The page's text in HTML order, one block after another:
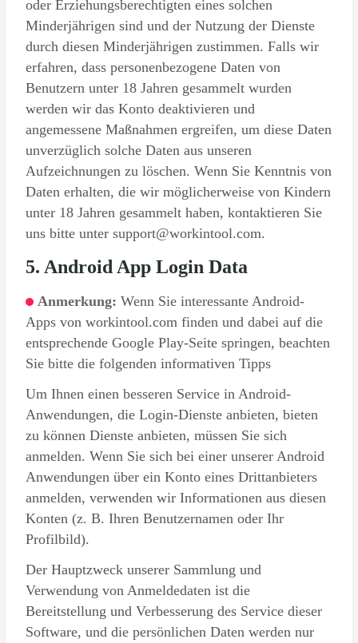
oder Erziehungsberechtigten eines solchen
Minderjährigen sind und der Nutzung der Dienste
durch diesen Minderjährigen zustimmen. Falls wir
erfahren, dass personenbezogene Daten von
Benutzern unter 18 Jahren gesammelt wurden
werden wir das Konto deaktivieren und
angemessene Maßnahmen ergreifen, um diese Daten
unverzüglich solche Daten aus unseren
Aufzeichnungen zu löschen. Wenn Sie Kenntnis von
Daten erhalten, die wir möglicherweise von Kindern
unter 18 Jahren gesammelt haben, kontaktieren Sie
uns bitte unter support@workintool.com.
5. Android App Login Data
Anmerkung: Wenn Sie interessante Android-
Apps von workintool.com finden und dabei auf die
entsprechende Google Play-Seite springen, beachten
Sie bitte die folgenden informativen Tipps
Um Ihnen einen besseren Service in Android-
Anwendungen, die Login-Dienste anbieten, bieten
zu können Dienste anbieten, müssen Sie sich
anmelden. Wenn Sie sich bei einer unserer Android
Anwendungen über ein Konto eines Drittanbieters
anmelden, verwenden wir Informationen aus diesen
Konten (z. B. Ihren Benutzernamen oder Ihr
Profilbild).
Der Hauptzweck unserer Sammlung und
Verwendung von Anmeldedaten ist die
Bereitstellung und Verbesserung des Service dieser
Software, und die persönlichen Daten werden nur